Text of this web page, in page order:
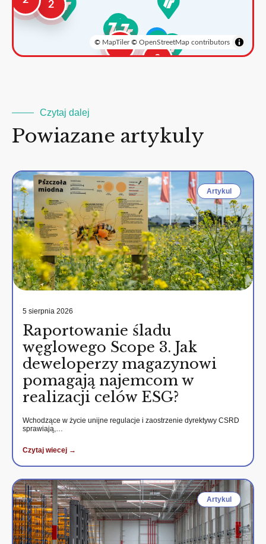
2
2
3
© MapTiler© OpenStreetMap contributors
Czytaj dalej
Powiazane artykuly
Artykul
5 sierpnia 2026
Raportowanie śladu
węglowego Scope 3. Jak
deweloperzy magazynowi
pomagają najemcom w
realizacji celów ESG?
Wchodzące w życie unijne regulacje i zaostrzenie dyrektywy CSRD
sprawiają,…
Czytaj wiecej →
Artykul